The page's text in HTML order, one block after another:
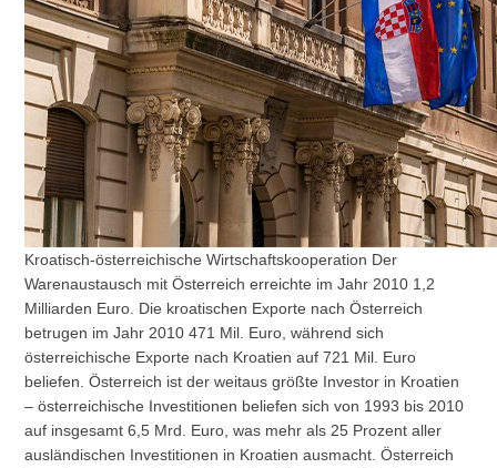
Kroatisch-österreichische Wirtschaftskooperation Der
Warenaustausch mit Österreich erreichte im Jahr 2010 1,2
Milliarden Euro. Die kroatischen Exporte nach Österreich
betrugen im Jahr 2010 471 Mil. Euro, während sich
österreichische Exporte nach Kroatien auf 721 Mil. Euro
beliefen. Österreich ist der weitaus größte Investor in Kroatien
– österreichische Investitionen beliefen sich von 1993 bis 2010
auf insgesamt 6,5 Mrd. Euro, was mehr als 25 Prozent aller
ausländischen Investitionen in Kroatien ausmacht. Österreich